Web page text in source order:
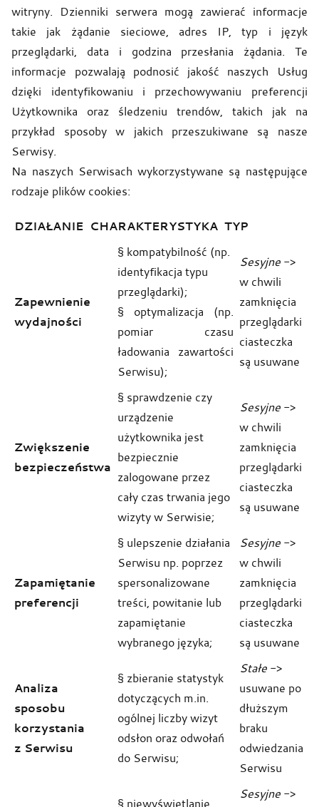
witryny. Dzienniki serwera mogą zawierać informacje
takie jak żądanie sieciowe, adres IP, typ i język
przeglądarki, data i godzina przesłania żądania. Te
informacje pozwalają podnosić jakość naszych Usług
dzięki identyfikowaniu i przechowywaniu preferencji
Użytkownika oraz śledzeniu trendów, takich jak na
przykład sposoby w jakich przeszukiwane są nasze
Serwisy.
Na naszych Serwisach wykorzystywane są następujące
rodzaje plików cookies:
DZIAŁANIE CHARAKTERYSTYKA TYP
Zapewnienie
wydajności
§ kompatybilność (np.
identyfikacja typu
przeglądarki);
§ optymalizacja (np.
pomiar czasu
ładowania zawartości
Serwisu);
Sesyjne ->
w chwili
zamknięcia
przeglądarki
ciasteczka
są usuwane
Zwiększenie
bezpieczeństwa
§ sprawdzenie czy
urządzenie
użytkownika jest
bezpiecznie
zalogowane przez
cały czas trwania jego
wizyty w Serwisie;
Sesyjne ->
w chwili
zamknięcia
przeglądarki
ciasteczka
są usuwane
Zapamiętanie
preferencji
§ ulepszenie działania
Serwisu np. poprzez
spersonalizowane
treści, powitanie lub
zapamiętanie
wybranego języka;
Sesyjne ->
w chwili
zamknięcia
przeglądarki
ciasteczka
są usuwane
Analiza
sposobu
korzystania
z Serwisu
§ zbieranie statystyk
dotyczących m.in.
ogólnej liczby wizyt
odsłon oraz odwołań
do Serwisu;
Stałe ->
usuwane po
dłuższym
braku
odwiedzania
Serwisu
§ niewyświetlanie
Sesyjne ->